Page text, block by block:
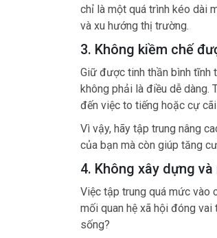
chỉ là một quá trình kéo dài
và xu hướng thị trường.
3. Không kiềm chế
Giữ được tinh thần bình tĩnh
không phải là điều dễ dàng.
đến việc to tiếng hoặc cự
Vì vậy, hãy tập trung nâng
của bạn mà còn giúp tăng
4. Không xây dựng
Việc tập trung quá mức vào
mối quan hệ xã hội đóng
sống?